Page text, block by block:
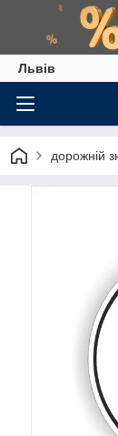
Львів
дорожній